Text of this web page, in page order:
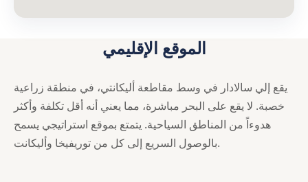
الموقع الإقليمي
يقع إلي سالادار في وسط مقاطعة أليكانتي، في منطقة زراعية
خصبة. لا يقع على البحر مباشرة، مما يعني أنه أقل تكلفة وأكثر
هدوءاً من المناطق السياحية. يتمتع بموقع استراتيجي يسمح
بالوصول السريع إلى كل من توريفيخا وأليكانت.